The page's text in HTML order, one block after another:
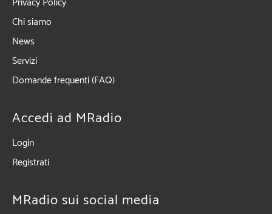
Chi siamo
News
Servizi
Domande frequenti (FAQ)
Accedi ad MRadio
Login
Registrati
MRadio sui social media